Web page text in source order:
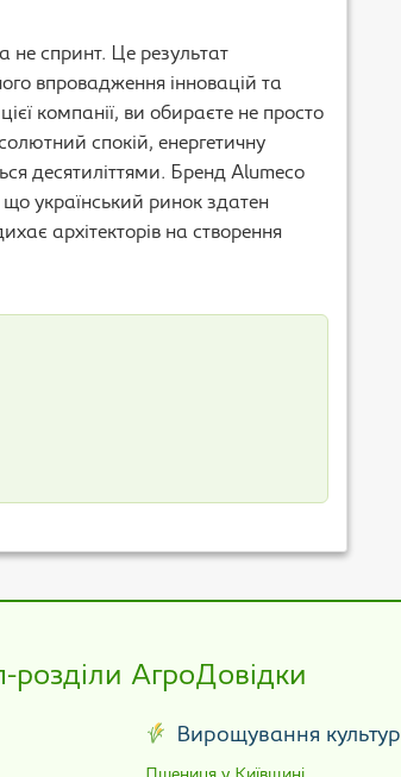
спринт. Це результат
впровадження інновацій та
компанії, ви обираєте не просто
спокій, енергетичну
десятиліттями. Бренд Alumeco
український ринок здатен
архітекторів на створення
розділи АгроДовідки
Вирощування культур